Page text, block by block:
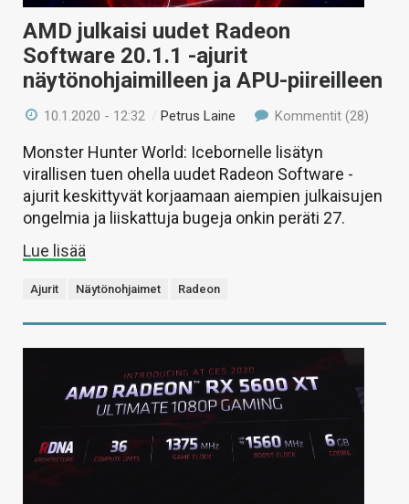
AMD julkaisi uudet Radeon
Software 20.1.1 -ajurit
näytönohjaimilleen ja APU-piireilleen
10.1.2020 - 12:32 /Petrus Laine Kommentit (28)
Monster Hunter World: Icebornelle lisätyn
virallisen tuen ohella uudet Radeon Software -
ajurit keskittyvät korjaamaan aiempien julkaisujen
ongelmia ja liiskattuja bugeja onkin peräti 27.
Lue lisää
Ajurit Näytönohjaimet Radeon